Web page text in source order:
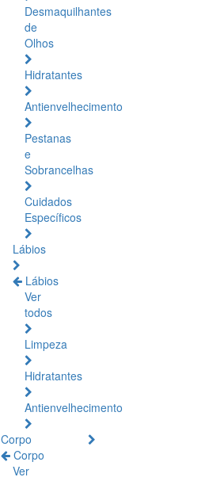
Desmaquilhantes
de
Olhos
Hidratantes
Antienvelhecimento
Pestanas
e
Sobrancelhas
Cuidados
Específicos
Lábios
Lábios
Ver
todos
Limpeza
Hidratantes
Antienvelhecimento
Corpo
Corpo
Ver